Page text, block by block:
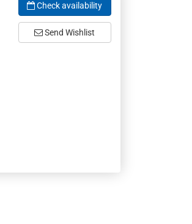
Check availability
Send Wishlist